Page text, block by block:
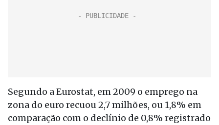
Segundo a Eurostat, em 2009 o emprego na
zona do euro recuou 2,7 milhões, ou 1,8% em
comparação com o declínio de 0,8% registrado